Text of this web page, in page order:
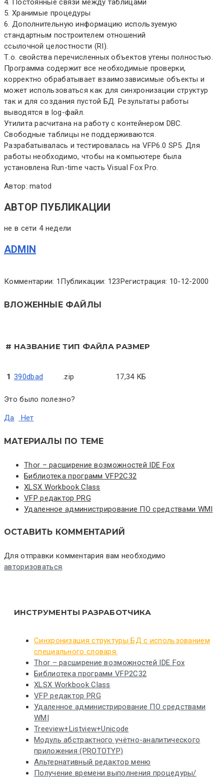
4. Постоянные связи между таблицами
5. Хранимые процедуры
6. Дополнительную информацию используемую
стандартным построителем отношений
ссылочной целостности (RI).
Т.о. свойства перечисленных объектов утены полностью.
Программа содержит все необходимые проверки,
корректно обрабатывает взаимозависимые объекты и
может использоваться как для синхронизации структур
так и для создания пустой БД. Результаты работы
выводятся в log-файл.
Утилита расчитана на работу с контейнером DBC.
Свободные таблицы не поддерживаются.
Разрабатывалась и тестировалась на VFP6.0 SP5. Для
работы необходимо, чтобы на компьютере была
установлена Run-time часть Visual Fox Pro.
Автор: matod
АВТОР ПУБЛИКАЦИИ
не в сети 4 недели
ADMIN
Комментарии: 1 Публикации: 123Регистрация: 10-12-2000
ВЛОЖЕННЫЕ ФАЙЛЫ
# НАЗВАНИЕ ТИП ФАЙЛА РАЗМЕР
1 390dbad .zip 17,34 КБ
Это было полезно?
Да Нет
МАТЕРИАЛЫ ПО ТЕМЕ
Thor – расширение возможностей IDE Fox
Библиотека программ VFP2C32
XLSX Workbook Class
VFP редактор PRG
Удаленное администрирование ПО средствами WMI
ОСТАВИТЬ КОММЕНТАРИЙ
Для отправки комментария вам необходимо
авторизоваться.
ИНСТРУМЕНТЫ РАЗРАБОТЧИКА
Синхронизация структуры БД с использованием
специального словаря.
Thor – расширение возможностей IDE Fox
Библиотека программ VFP2C32
XLSX Workbook Class
VFP редактор PRG
Удаленное администрирование ПО средствами
WMI
Treeview+Listview+Unicode
Модуль абстрактного учётно-аналитического
приложения (PROTOTYP)
Альтернативный редактор меню
Получение времени выполнения процедуры/